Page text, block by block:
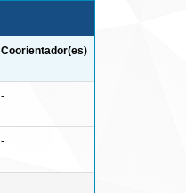
Coorientador(es)
-
-